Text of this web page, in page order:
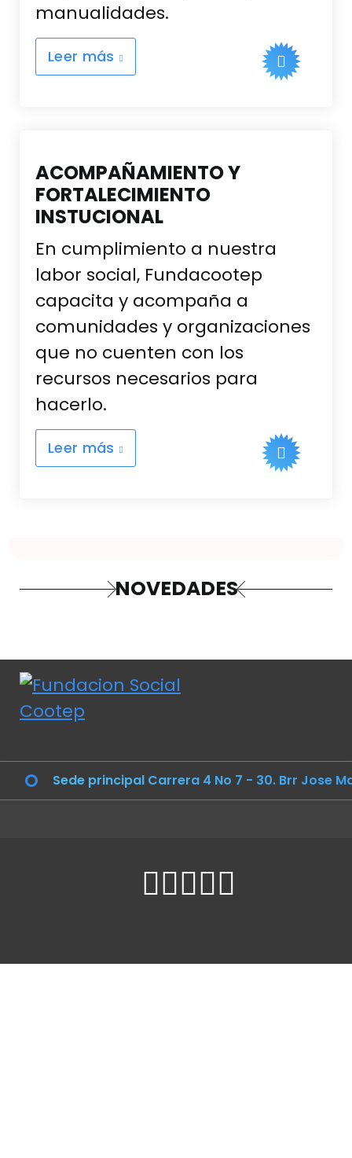
manualidades.
Leer más
ACOMPAÑAMIENTO Y
FORTALECIMIENTO
INSTUCIONAL
En cumplimiento a nuestra
labor social, Fundacootep
capacita y acompaña a
comunidades y organizaciones
que no cuenten con los
recursos necesarios para
hacerlo.
Leer más
NOVEDADES
Sede principal Carrera 4 No 7 - 30. Brr Jose